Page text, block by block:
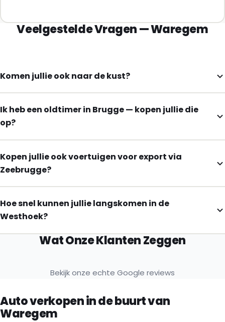
Veelgestelde Vragen — Waregem
Komen jullie ook naar de kust?
Ik heb een oldtimer in Brugge — kopen jullie die
op?
Kopen jullie ook voertuigen voor export via
Zeebrugge?
Hoe snel kunnen jullie langskomen in de
Westhoek?
Wat Onze Klanten Zeggen
Bekijk onze echte Google reviews
Auto verkopen in de buurt van
Waregem